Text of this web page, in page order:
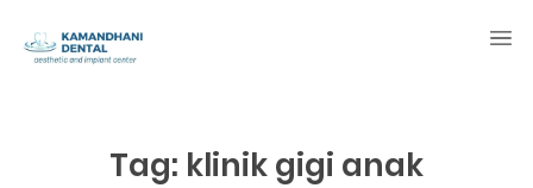
Tag: klinik gigi anak